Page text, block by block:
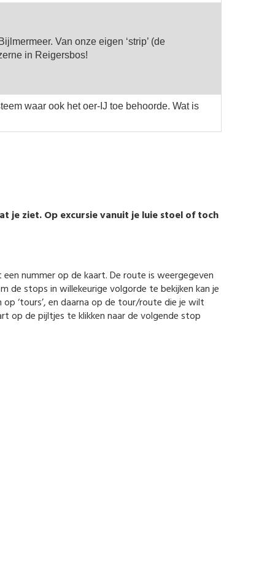
Van onze eigen ‘strip’ (de
in Reigersbos!
waar ook het oer-IJ toe behoorde. Wat is
je ziet. Op excursie vanuit je luie stoel of toch
nummer op de kaart. De route is weergegeven
stops in willekeurige volgorde te bekijken kan je
‘tours’, en daarna op de tour/route die je wilt
op de pijltjes te klikken naar de volgende stop